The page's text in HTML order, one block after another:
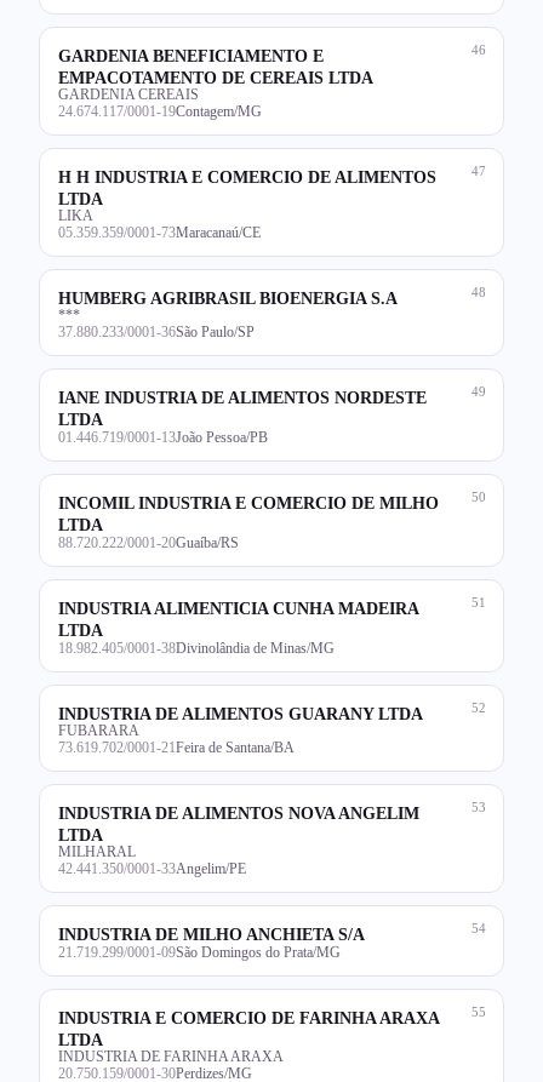
46
GARDENIA BENEFICIAMENTO E
EMPACOTAMENTO DE CEREAIS LTDA
GARDENIA CEREAIS
24.674.117/0001-19Contagem/MG
47
H H INDUSTRIA E COMERCIO DE ALIMENTOS
LTDA
LIKA
05.359.359/0001-73Maracanaú/CE
48
HUMBERG AGRIBRASIL BIOENERGIA S.A
***
37.880.233/0001-36São Paulo/SP
49
IANE INDUSTRIA DE ALIMENTOS NORDESTE
LTDA
01.446.719/0001-13João Pessoa/PB
50
INCOMIL INDUSTRIA E COMERCIO DE MILHO
LTDA
88.720.222/0001-20Guaíba/RS
51
INDUSTRIA ALIMENTICIA CUNHA MADEIRA
LTDA
18.982.405/0001-38Divinolândia de Minas/MG
52
INDUSTRIA DE ALIMENTOS GUARANY LTDA
FUBARARA
73.619.702/0001-21 Feira de Santana/BA
53
INDUSTRIA DE ALIMENTOS NOVA ANGELIM
LTDA
MILHARAL
42.441.350/0001-33Angelim/PE
54
INDUSTRIA DE MILHO ANCHIETA S/A
21.719.299/0001-09São Domingos do Prata/MG
55
INDUSTRIA E COMERCIO DE FARINHA ARAXA
LTDA
INDUSTRIA DE FARINHA ARAXA
20.750.159/0001-30Perdizes/MG